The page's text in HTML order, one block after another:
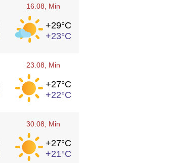
16.08 , Min
+29°C
+23°C
23.08 , Min
+27°C
+22°C
30.08 , Min
+27°C
+21°C